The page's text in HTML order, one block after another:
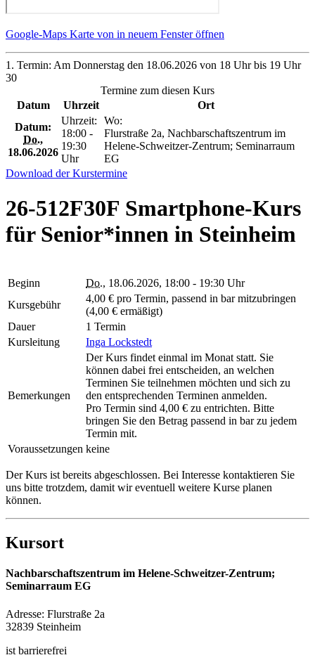
Google-Maps Karte von in neuem Fenster öffnen
1. Termin: Am Donnerstag den 18.06.2026 von 18 Uhr bis 19 Uhr
30
Termine zum diesen Kurs
Datum
Uhrzeit
Ort
Datum:
Do.,
18.06.2026
Uhrzeit:
18:00 -
19:30
Uhr
Wo:
Flurstraße 2a, Nachbarschaftszentrum im
Helene-Schweitzer-Zentrum; Seminarraum
EG
Download der Kurstermine
26-512F30F Smartphone-Kurs
für Senior*innen in Steinheim
Beginn Do., 18.06.2026, 18:00 - 19:30 Uhr
Kursgebühr
4,00 € pro Termin, passend in bar mitzubringen
(4,00 € ermäßigt)
Dauer
1 Termin
Kursleitung
Inga Lockstedt
Bemerkungen
Der Kurs findet einmal im Monat statt. Sie
können dabei frei entscheiden, an welchen
Terminen Sie teilnehmen möchten und sich zu
den entsprechenden Terminen anmelden.
Pro Termin sind 4,00 € zu entrichten. Bitte
bringen Sie den Betrag passend in bar zu jedem
Termin mit.
Voraussetzungen keine
Der Kurs ist bereits abgeschlossen. Bei Interesse kontaktieren Sie
uns bitte trotzdem, damit wir eventuell weitere Kurse planen
können.
Kursort
Nachbarschaftszentrum im Helene-Schweitzer-Zentrum;
Seminarraum EG
Adresse: Flurstraße 2a
32839 Steinheim
ist barrierefrei